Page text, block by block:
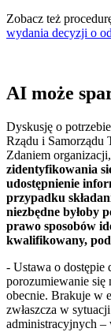
Zobacz też
wydania decyzji o
AI może
Dyskusję o
Rządu i Samorządu
Zdaniem organizacji,
zidentyfikowania
udostępnienie
przypadku
niezbędne byłoby
prawo sposobów
kwalifikowany,
- Ustawa o dostępie
porozumiewanie się
obecnie. Brakuje w
zwłaszcza w
administracyjnych –